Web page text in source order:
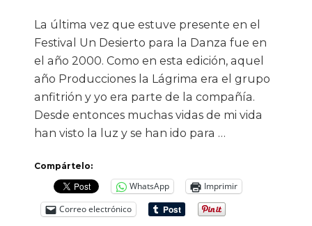
La última vez que estuve presente en el
Festival Un Desierto para la Danza fue en
el año 2000. Como en esta edición, aquel
año Producciones la Lágrima era el grupo
anfitrión y yo era parte de la compañía.
Desde entonces muchas vidas de mi vida
han visto la luz y se han ido para …
Compártelo:
WhatsApp
Imprimir
Correo electrónico